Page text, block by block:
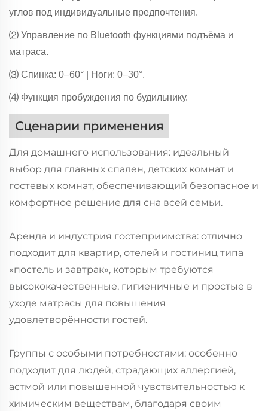
углов под индивидуальные предпочтения.
⑵ Управление по Bluetooth функциями подъёма и
матраса.
⑶ Спинка: 0–60° | Ноги: 0–30°.
⑷ Функция пробуждения по будильнику.
Сценарии применения
Для домашнего использования: идеальный
выбор для главных спален, детских комнат и
гостевых комнат, обеспечивающий безопасное и
комфортное решение для сна всей семьи.
Аренда и индустрия гостеприимства: отлично
подходит для квартир, отелей и гостиниц типа
«постель и завтрак», которым требуются
высококачественные, гигиеничные и простые в
уходе матрасы для повышения
удовлетворённости гостей.
Группы с особыми потребностями: особенно
подходит для людей, страдающих аллергией,
астмой или повышенной чувствительностью к
химическим веществам, благодаря своим